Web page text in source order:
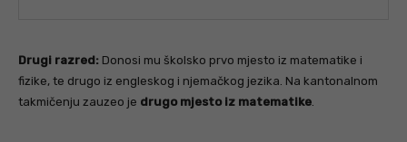
Drugi razred: Donosi mu školsko prvo mjesto iz matematike i
fizike, te drugo iz engleskog i njemačkog jezika. Na kantonalnom
takmičenju zauzeo je drugo mjesto iz matematike.